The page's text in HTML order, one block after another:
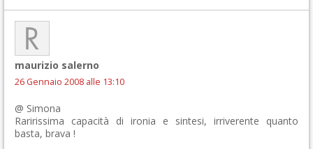
maurizio salerno
26 Gennaio 2008 alle 13:10
@ Simona
Raririssima capacità di ironia e sintesi, irriverente quanto
basta, brava !